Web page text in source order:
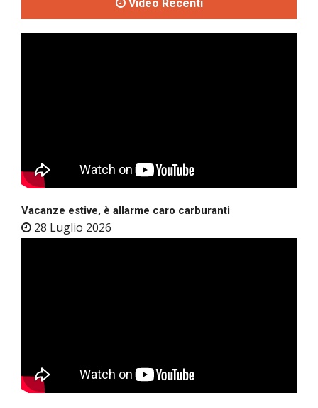
Video Recenti
Vacanze estive, è allarme caro carburanti
28 Luglio 2026